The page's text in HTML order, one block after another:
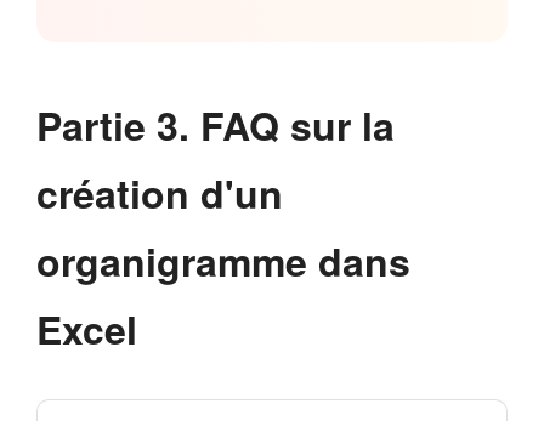
Partie 3. FAQ sur la
création d'un
organigramme dans
Excel